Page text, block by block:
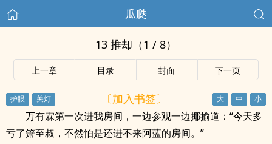
瓜瓞
13 推却（1 / 8）
上一章 目录 封面 下一页
〔加入书签〕
万有霖第一次进我房间，一边参观一边揶揄道：“今天多
亏了箫至叔，不然怕是还进不来阿蓝的房间。”